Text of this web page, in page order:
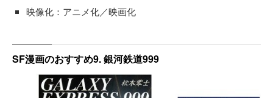
映像化：アニメ化／映画化
SF漫画のおすすめ9. 銀河鉄道999